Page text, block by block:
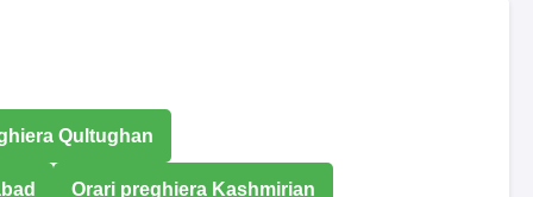
Qultughan
Orari preghiera Kashmirian